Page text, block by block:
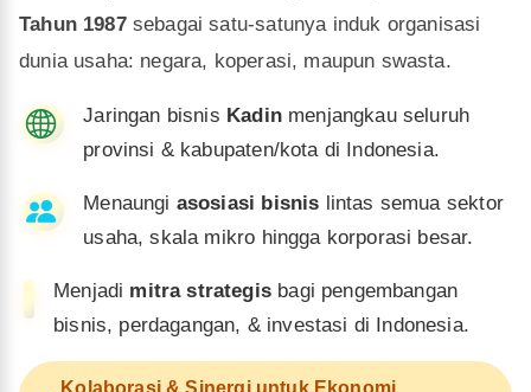
Tahun 1987sebagai satu-satunya induk organisasi
dunia usaha: negara, koperasi, maupun swasta.
Jaringan bisnis Kadinmenjangkau seluruh
provinsi & kabupaten/kota di Indonesia.
Menaungi asosiasi bisnis lintas semua sektor
usaha, skala mikro hingga korporasi besar.
Menjadi mitra strategis bagi pengembangan
bisnis, perdagangan, & investasi di Indonesia.
Kolaborasi & Sinergi untuk Ekonomi